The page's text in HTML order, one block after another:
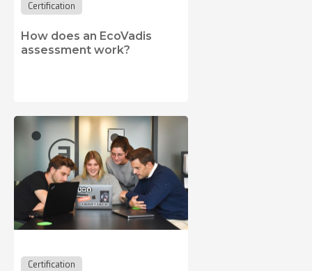
Certification
How does an EcoVadis
assessment work?
Certification